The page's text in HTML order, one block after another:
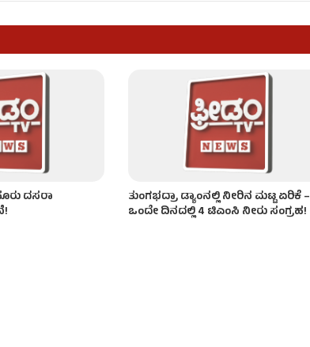
ದೋಚಿ ಖದೀಮರು ಎಸ್ಕೇಪ್!
ದಸರಾ
ತುಂಗಭದ್ರಾ ಡ್ಯಾಂನಲ್ಲಿ ನೀರಿನ ಮಟ್ಟ ಏರಿಕೆ –
ಒಂದೇ ದಿನದಲ್ಲಿ 4 ಟಿಎಂಸಿ ನೀರು ಸಂಗ್ರಹ!